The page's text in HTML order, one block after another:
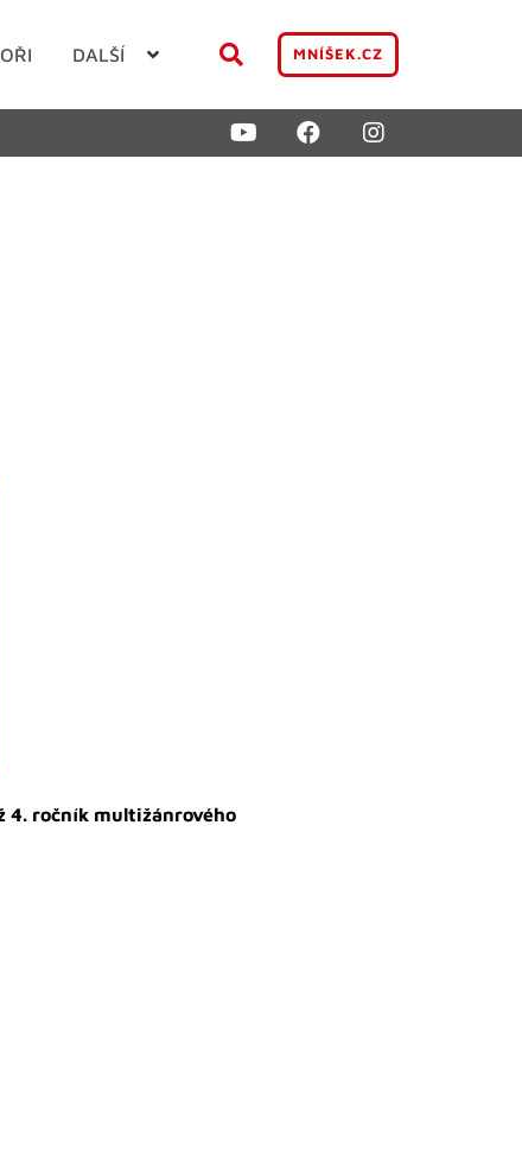
DALŠÍ MNÍŠEK.CZ
4. ročník multižánrového